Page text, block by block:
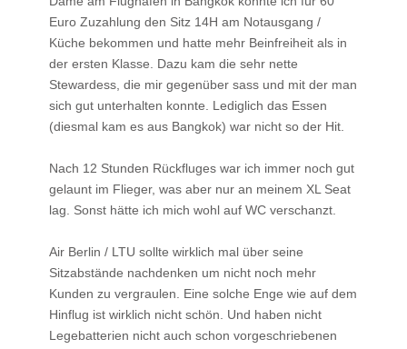
Euro Zuzahlung den Sitz 14H am Notausgang /
Küche bekommen und hatte mehr Beinfreiheit als in
der ersten Klasse. Dazu kam die sehr nette
Stewardess, die mir gegenüber sass und mit der man
sich gut unterhalten konnte. Lediglich das Essen
(diesmal kam es aus Bangkok) war nicht so der Hit.
Nach 12 Stunden Rückfluges war ich immer noch gut
gelaunt im Flieger, was aber nur an meinem XL Seat
lag. Sonst hätte ich mich wohl auf WC verschanzt.
Air Berlin / LTU sollte wirklich mal über seine
Sitzabstände nachdenken um nicht noch mehr
Kunden zu vergraulen. Eine solche Enge wie auf dem
Hinflug ist wirklich nicht schön. Und haben nicht
Legebatterien nicht auch schon vorgeschriebenen